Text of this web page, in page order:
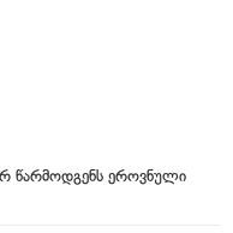
წარმოდგენს ეროვნული